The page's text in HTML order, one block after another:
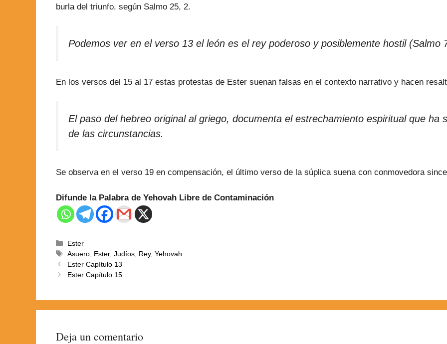
burla del triunfo, según Salmo 25, 2.
Podemos ver en el verso 13 el león es el rey poderoso y posiblemente hostil (Salmo
En los versos del 15 al 17 estas protestas de Ester suenan falsas en el contexto narrativo y hacen
El paso del hebreo original al griego, documenta el estrechamiento espiritual que ha
de las circunstancias.
Se observa en el verso 19 en compensación, el último verso de la súplica suena con conmovedora
Difunde la Palabra de Yehovah Libre de Contaminación
Ester
Asuero Ester,Judíos Rey,Yehovah
Ester Capítulo 13
Ester Capítulo 15
Deja un comentario